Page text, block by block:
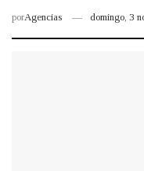
porAgencias domingo, 3